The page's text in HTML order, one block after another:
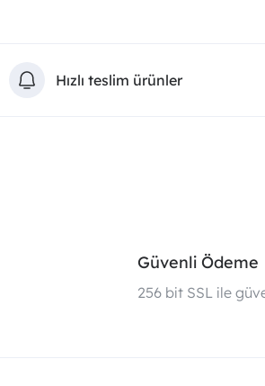
Hızlı teslim ürünler
Güvenli Ödeme
256 bit SSL ile